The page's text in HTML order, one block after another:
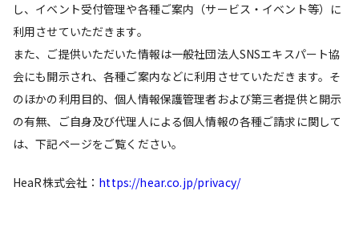
し、イベント受付管理や各種ご案内（サービス・イベント等）に
利用させていただきます。
また、ご提供いただいた情報は一般社団法人SNSエキスパート協
会にも開示され、各種ご案内などに利用させていただきます。そ
のほかの利用目的、個人情報保護管理者および第三者提供と開示
の有無、ご自身及び代理人による個人情報の各種ご請求に関して
は、下記ページをご覧ください。
HeaR株式会社： https://hear.co.jp/privacy/